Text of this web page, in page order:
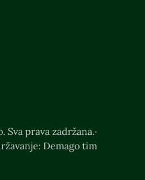
Sva prava zadržana.·
Demago tim